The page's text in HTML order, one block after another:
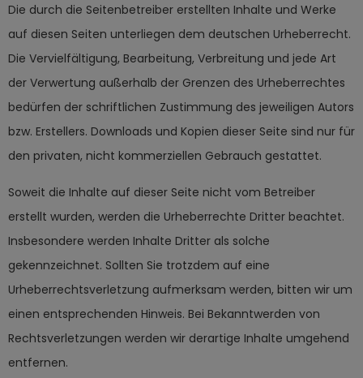
Die durch die Seitenbetreiber erstellten Inhalte und Werke
auf diesen Seiten unterliegen dem deutschen Urheberrecht.
Die Vervielfältigung, Bearbeitung, Verbreitung und jede Art
der Verwertung außerhalb der Grenzen des Urheberrechtes
bedürfen der schriftlichen Zustimmung des jeweiligen Autors
bzw. Erstellers. Downloads und Kopien dieser Seite sind nur für
den privaten, nicht kommerziellen Gebrauch gestattet.
Soweit die Inhalte auf dieser Seite nicht vom Betreiber
erstellt wurden, werden die Urheberrechte Dritter beachtet.
Insbesondere werden Inhalte Dritter als solche
gekennzeichnet. Sollten Sie trotzdem auf eine
Urheberrechtsverletzung aufmerksam werden, bitten wir um
einen entsprechenden Hinweis. Bei Bekanntwerden von
Rechtsverletzungen werden wir derartige Inhalte umgehend
entfernen.